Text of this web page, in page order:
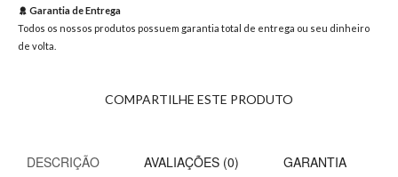
Garantia de Entrega
Todos os nossos produtos possuem garantia total de entrega ou seu dinheiro
de volta.
COMPARTILHE ESTE PRODUTO
DESCRIÇÃO AVALIAÇÕES (0)
GARANTIA